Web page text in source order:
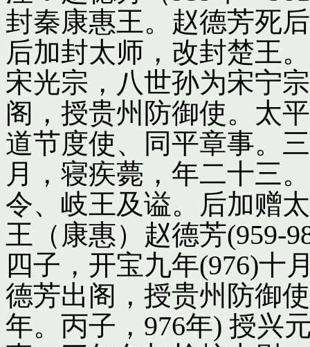
封秦康惠王。赵德芳死
后加封太师，改封楚王
宋光宗，八世孙为宋宁
阁，授贵州防御使。太
道节度使、同平章事。
月，寝疾薨，年二十三
令、岐王及谥。后加赠
王（康惠）赵德芳(959-
四子，开宝九年(976)十
德芳出阁，授贵州防御
年。丙子，976年) 授兴